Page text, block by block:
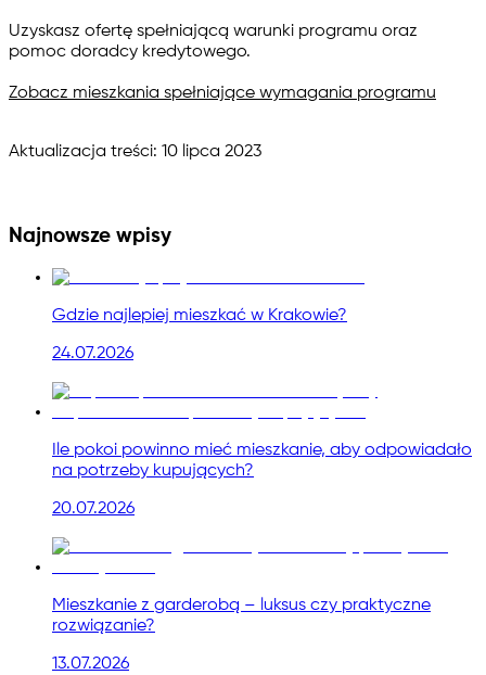
Uzyskasz ofertę spełniającą warunki programu oraz
pomoc doradcy kredytowego.
Zobacz mieszkania spełniające wymagania programu
Aktualizacja treści: 10 lipca 2023
Najnowsze wpisy
Gdzie najlepiej mieszkać w Krakowie?
24.07.2026
Ile pokoi powinno mieć mieszkanie, aby odpowiadało
na potrzeby kupujących?
20.07.2026
Mieszkanie z garderobą – luksus czy praktyczne
rozwiązanie?
13.07.2026